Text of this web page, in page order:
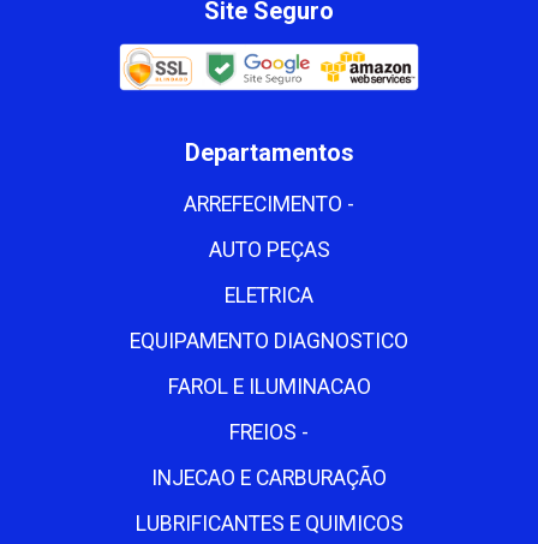
Site Seguro
Departamentos
ARREFECIMENTO -
AUTO PEÇAS
ELETRICA
EQUIPAMENTO DIAGNOSTICO
FAROL E ILUMINACAO
FREIOS -
INJECAO E CARBURAÇÃO
LUBRIFICANTES E QUIMICOS